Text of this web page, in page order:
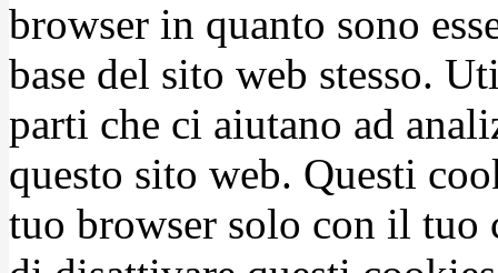
browser in quanto sono
base del sito web stesso.
parti che ci aiutano ad
questo sito web. Questi
tuo browser solo con il tuo